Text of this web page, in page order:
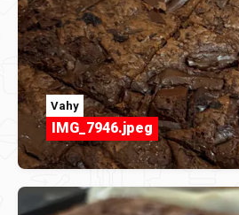
Vahy
IMG_7946.jpeg